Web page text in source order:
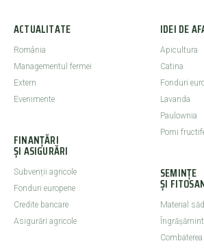
ACTUALITATE
România
Managementul fermei
Extern
Evenimente
FINANȚĂRI
ȘI ASIGURĂRI
Subvenții agricole
Fonduri europene
Credite bancare
Asigurări agricole
IDEI DE
Apicultura
Catina
Fonduri
Lavanda
Paulownia
Pomi
SEMINȚE
ȘI
Material